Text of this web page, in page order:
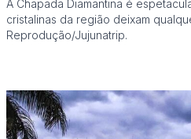
A Chapada Diamantina é
cristalinas da região deixam
Reprodução/Jujunatrip.